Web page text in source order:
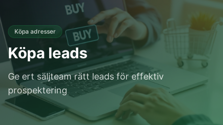
Köpa adresser
Köpa leads
Ge ert säljteam rätt leads för effektiv
prospektering